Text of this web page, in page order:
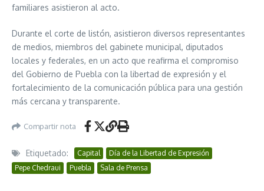
familiares asistieron al acto.
Durante el corte de listón, asistieron diversos representantes
de medios, miembros del gabinete municipal, diputados
locales y federales, en un acto que reafirma el compromiso
del Gobierno de Puebla con la libertad de expresión y el
fortalecimiento de la comunicación pública para una gestión
más cercana y transparente.
Compartir nota
Etiquetado: Capital
Día de la Libertad de Expresión
Pepe Chedraui
Puebla Sala de Prensa